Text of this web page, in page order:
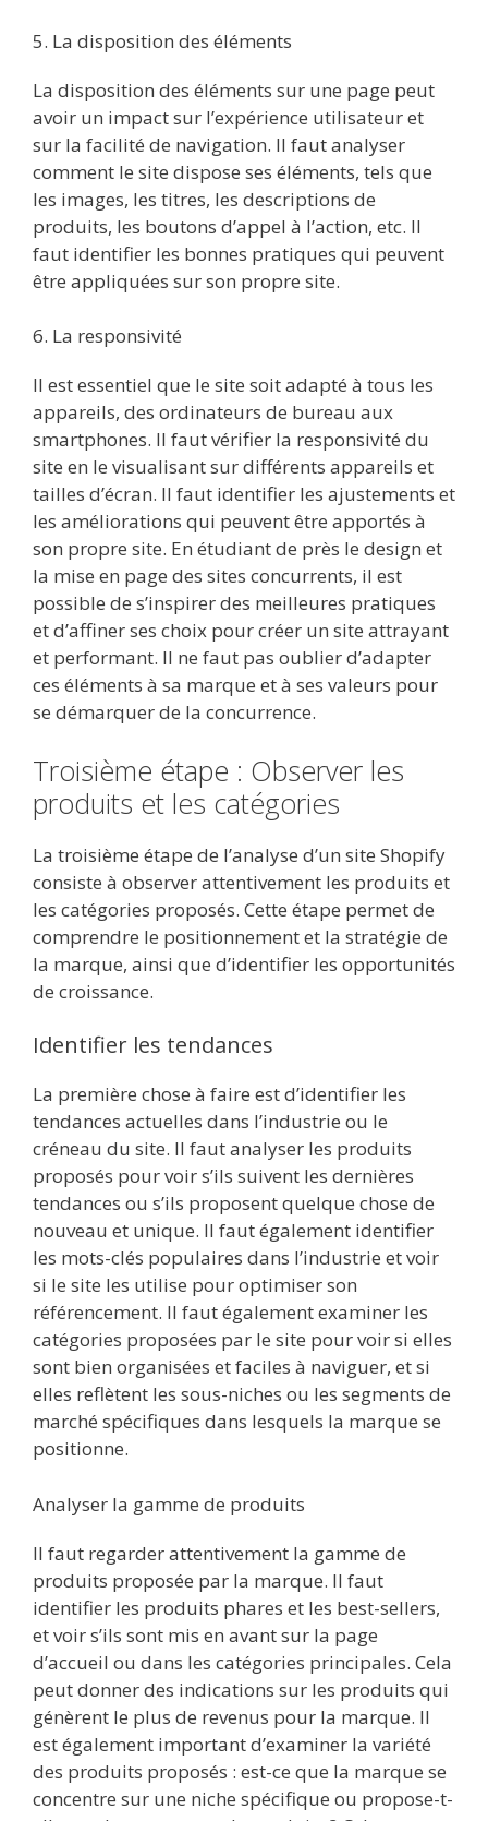
5. La disposition des éléments
La disposition des éléments sur une page peut
avoir un impact sur l’expérience utilisateur et
sur la facilité de navigation. Il faut analyser
comment le site dispose ses éléments, tels que
les images, les titres, les descriptions de
produits, les boutons d’appel à l’action, etc. Il
faut identifier les bonnes pratiques qui peuvent
être appliquées sur son propre site.
6. La responsivité
Il est essentiel que le site soit adapté à tous les
appareils, des ordinateurs de bureau aux
smartphones. Il faut vérifier la responsivité du
site en le visualisant sur différents appareils et
tailles d’écran. Il faut identifier les ajustements et
les améliorations qui peuvent être apportés à
son propre site. En étudiant de près le design et
la mise en page des sites concurrents, il est
possible de s’inspirer des meilleures pratiques
et d’affiner ses choix pour créer un site attrayant
et performant. Il ne faut pas oublier d’adapter
ces éléments à sa marque et à ses valeurs pour
se démarquer de la concurrence.
Troisième étape : Observer les
produits et les catégories
La troisième étape de l’analyse d’un site Shopify
consiste à observer attentivement les produits et
les catégories proposés. Cette étape permet de
comprendre le positionnement et la stratégie de
la marque, ainsi que d’identifier les opportunités
de croissance.
Identifier les tendances
La première chose à faire est d’identifier les
tendances actuelles dans l’industrie ou le
créneau du site. Il faut analyser les produits
proposés pour voir s’ils suivent les dernières
tendances ou s’ils proposent quelque chose de
nouveau et unique. Il faut également identifier
les mots-clés populaires dans l’industrie et voir
si le site les utilise pour optimiser son
référencement. Il faut également examiner les
catégories proposées par le site pour voir si elles
sont bien organisées et faciles à naviguer, et si
elles reflètent les sous-niches ou les segments de
marché spécifiques dans lesquels la marque se
positionne.
Analyser la gamme de produits
Il faut regarder attentivement la gamme de
produits proposée par la marque. Il faut
identifier les produits phares et les best-sellers,
et voir s’ils sont mis en avant sur la page
d’accueil ou dans les catégories principales. Cela
peut donner des indications sur les produits qui
génèrent le plus de revenus pour la marque. Il
est également important d’examiner la variété
des produits proposés : est-ce que la marque se
concentre sur une niche spécifique ou propose-t-